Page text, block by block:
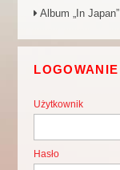
Album „In Japan”
LOGOWANIE
Użytkownik
Hasło